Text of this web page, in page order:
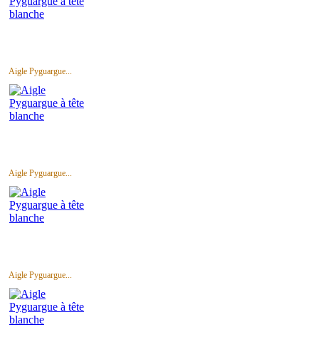
Aigle Pyguargue...
Aigle Pyguargue...
Aigle Pyguargue...